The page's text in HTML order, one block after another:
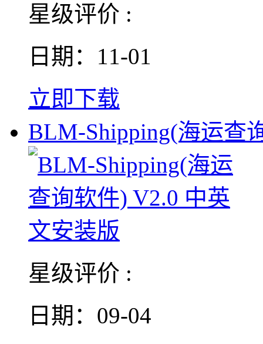
星级评价 :
日期：11-01
立即下载
BLM-Shipping(海运查
星级评价 :
日期：09-04